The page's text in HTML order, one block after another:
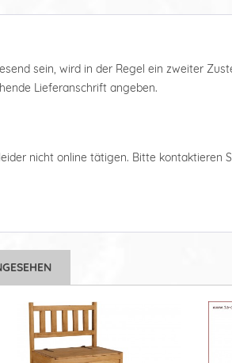
sein, wird in der Regel ein zweiter
Lieferanschrift angeben.
nicht online tätigen. Bitte kontaktieren